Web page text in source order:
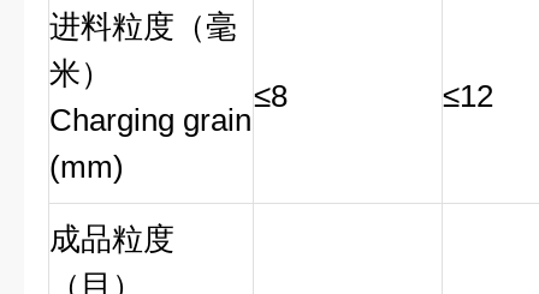
进料粒度（毫
米）
Charging grain
(mm)
≤8 ≤12
成品粒度
（目）